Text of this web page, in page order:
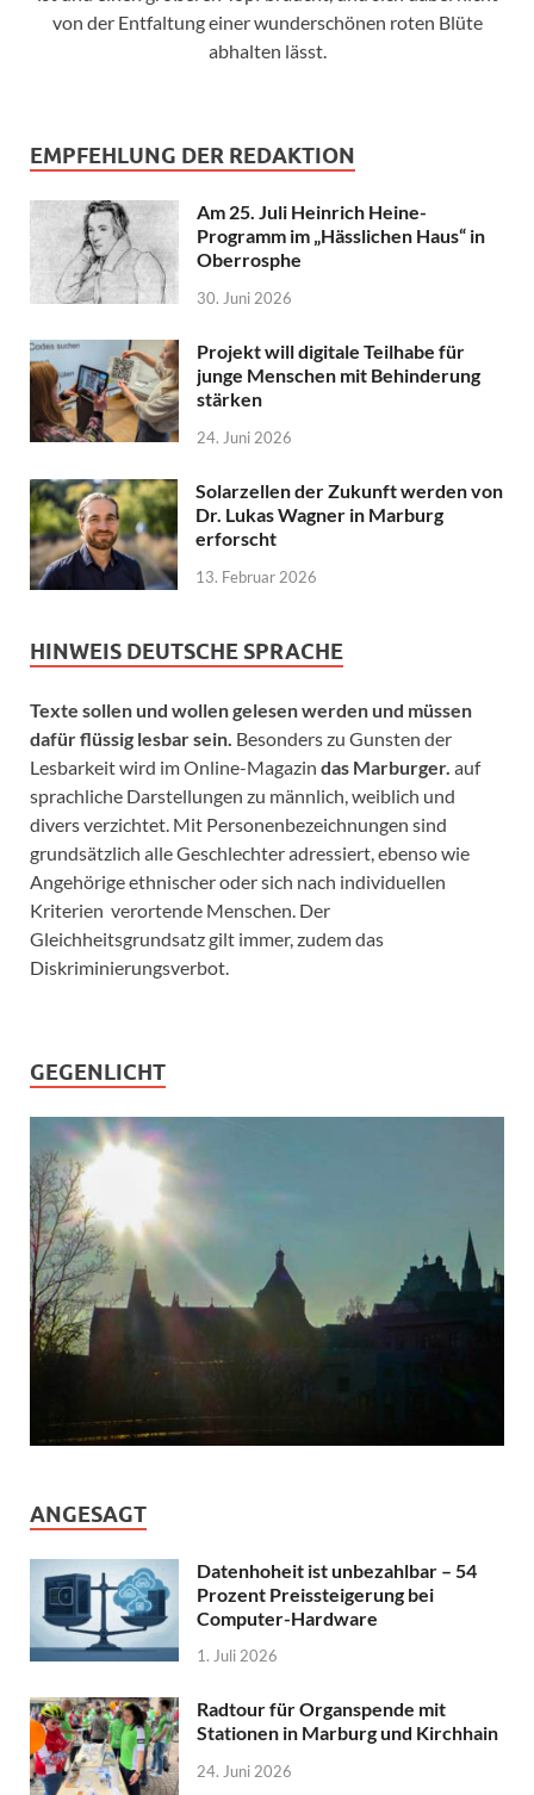
von der Entfaltung einer wunderschönen roten Blüte
abhalten lässt.
EMPFEHLUNG DER REDAKTION
Am 25. Juli Heinrich Heine-
Programm im „Hässlichen Haus“ in
Oberrosphe
30. Juni 2026
Projekt will digitale Teilhabe für
junge Menschen mit Behinderung
stärken
24. Juni 2026
Solarzellen der Zukunft werden von
Dr. Lukas Wagner in Marburg
erforscht
13. Februar 2026
HINWEIS DEUTSCHE SPRACHE
Texte sollen und wollen gelesen werden und müssen
dafür flüssig lesbar sein. Besonders zu Gunsten der
Lesbarkeit wird im Online-Magazin das Marburger. auf
sprachliche Darstellungen zu männlich, weiblich und
divers verzichtet. Mit Personenbezeichnungen sind
grundsätzlich alle Geschlechter adressiert, ebenso wie
Angehörige ethnischer oder sich nach individuellen
Kriterien verortende Menschen. Der
Gleichheitsgrundsatz gilt immer, zudem das
Diskriminierungsverbot.
GEGENLICHT
ANGESAGT
Datenhoheit ist unbezahlbar – 54
Prozent Preissteigerung bei
Computer-Hardware
1. Juli 2026
Radtour für Organspende mit
Stationen in Marburg und Kirchhain
24. Juni 2026